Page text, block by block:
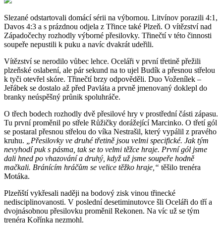
Slezané odstartovali domácí sérii na výbornou. Litvínov porazili 4:1,
Davos 4:3 a s prázdnou odjela z Třince také Plzeň. O vítězství nad
Západočechy rozhodly výborné přesilovky. Třinečtí v této činnosti
soupeře nepustili k puku a navíc dvakrát udeřili.
Vítězství se nerodilo vůbec lehce. Oceláři v první třetině přežili
plzeňské oslabení, ale pár sekund na to ujel Budík a přesnou střelou
k tyči otevřel skóre. Třinečtí brzy odpověděli. Duo Voženílek –
Jeřábek se dostalo až před Pavláta a prvně jmenovaný doklepl do
branky neúspěšný průnik spoluhráče.
O třech bodech rozhodly dvě přesilové hry v prostřední části zápasu.
Tu první proměnil po střele Růžičky dorážející Marcinko. O třetí gól
se postaral přesnou střelou do víka Nestrašil, který vypálil z pravého
kruhu.
„Přesilovky ve druhé třetině jsou velmi specifické. Jak tým
nevyhodí puk s pásma, tak se to velmi těžce hraje. První gól jsme
dali hned po vhazování a druhý, když už jsme soupeře hodně
mačkali. Bránícím hráčům se velice těžko hraje,“ těšilo trenéra
Motáka.
Plzeňští vykřesali naději na bodový zisk vinou třinecké
nedisciplinovanosti. V poslední desetiminutovce šli Oceláři do tří a
dvojnásobnou přesilovku proměnil Rekonen. Na víc už se tým
trenéra Kořínka nezmohl.